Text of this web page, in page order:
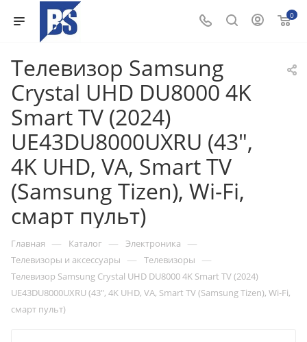
0
Телевизор Samsung
Crystal UHD DU8000 4K
Smart TV (2024)
UE43DU8000UXRU (43",
4K UHD, VA, Smart TV
(Samsung Tizen), Wi-Fi,
смарт пульт)
Главная — Каталог — Электроника —
Телевизоры и аксессуары — Телевизоры —
Телевизор Samsung Crystal UHD DU8000 4K Smart TV (2024)
UE43DU8000UXRU (43", 4K UHD, VA, Smart TV (Samsung Tizen), Wi-Fi,
смарт пульт)